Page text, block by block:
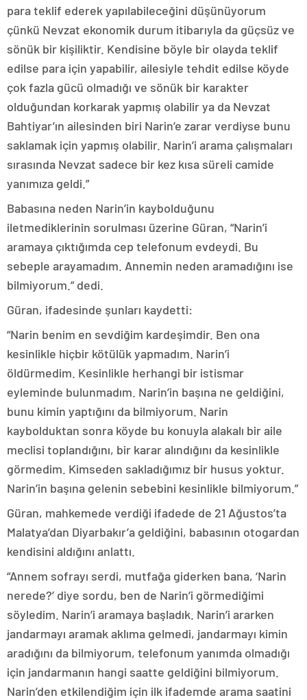
para teklif ederek yapılabileceğini düşünüyorum
çünkü Nevzat ekonomik durum itibarıyla da güçsüz ve
sönük bir kişiliktir. Kendisine böyle bir olayda teklif
edilse para için yapabilir, ailesiyle tehdit edilse köyde
çok fazla gücü olmadığı ve sönük bir karakter
olduğundan korkarak yapmış olabilir ya da Nevzat
Bahtiyar’ın ailesinden biri Narin’e zarar verdiyse bunu
saklamak için yapmış olabilir. Narin’i arama çalışmaları
sırasında Nevzat sadece bir kez kısa süreli camide
yanımıza geldi.”
Babasına neden Narin’in kaybolduğunu
iletmediklerinin sorulması üzerine Güran, “Narin’i
aramaya çıktığımda cep telefonum evdeydi. Bu
sebeple arayamadım. Annemin neden aramadığını ise
bilmiyorum.” dedi.
Güran, ifadesinde şunları kaydetti:
“Narin benim en sevdiğim kardeşimdir. Ben ona
kesinlikle hiçbir kötülük yapmadım. Narin’i
öldürmedim. Kesinlikle herhangi bir istismar
eyleminde bulunmadım. Narin’in başına ne geldiğini,
bunu kimin yaptığını da bilmiyorum. Narin
kaybolduktan sonra köyde bu konuyla alakalı bir aile
meclisi toplandığını, bir karar alındığını da kesinlikle
görmedim. Kimseden sakladığımız bir husus yoktur.
Narin’in başına gelenin sebebini kesinlikle bilmiyorum.”
Güran, mahkemede verdiği ifadede de 21 Ağustos’ta
Malatya’dan Diyarbakır’a geldiğini, babasının otogardan
kendisini aldığını anlattı.
“Annem sofrayı serdi, mutfağa giderken bana, ‘Narin
nerede?’ diye sordu, ben de Narin’i görmediğimi
söyledim. Narin’i aramaya başladık. Narin’i ararken
jandarmayı aramak aklıma gelmedi, jandarmayı kimin
aradığını da bilmiyorum, telefonum yanımda olmadığı
için jandarmanın hangi saatte geldiğini bilmiyorum.
Narin’den etkilendiğim için ilk ifademde arama saatini